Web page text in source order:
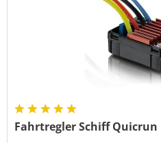
Fahrtregler Schiff Quicrun